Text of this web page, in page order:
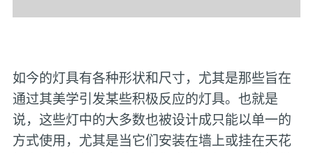
如今的灯具有各种形状和尺寸，尤其是那些旨在
通过其美学引发某些积极反应的灯具。也就是
说，这些灯中的大多数也被设计成只能以单一的
方式使用，尤其是当它们安装在墙上或挂在天花